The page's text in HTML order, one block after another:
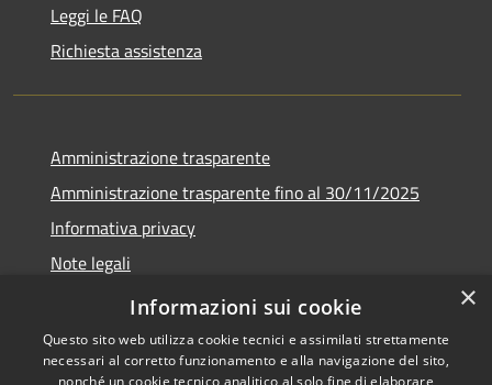
Leggi le FAQ
Richiesta assistenza
Amministrazione trasparente
Amministrazione trasparente fino al 30/11/2025
Informativa privacy
Note legali
Dichiarazione di accessibilità
×
Informazioni sui cookie
Questo sito web utilizza cookie tecnici e assimilati strettamente
necessari al corretto funzionamento e alla navigazione del sito,
nonché un cookie tecnico analitico al solo fine di elaborare